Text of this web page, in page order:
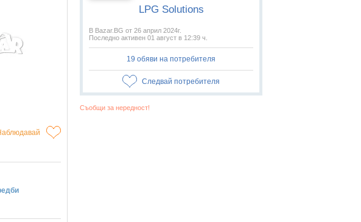
LPG Solutions
В Bazar.BG от 26 април 2024г.
Последно активен 01 август в 12:39 ч.
19 обяви на потребителя
Следвай потребителя
Съобщи за нередност!